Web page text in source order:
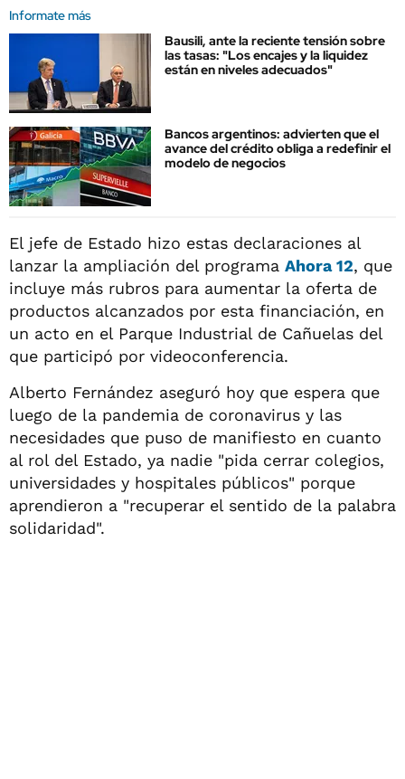
Informate más
Bausili, ante la reciente tensión sobre
las tasas: "Los encajes y la liquidez
están en niveles adecuados"
Bancos argentinos: advierten que el
avance del crédito obliga a redefinir el
modelo de negocios
El jefe de Estado hizo estas declaraciones al
lanzar la ampliación del programa Ahora 12, que
incluye más rubros para aumentar la oferta de
productos alcanzados por esta financiación, en
un acto en el Parque Industrial de Cañuelas del
que participó por videoconferencia.
Alberto Fernández aseguró hoy que espera que
luego de la pandemia de coronavirus y las
necesidades que puso de manifiesto en cuanto
al rol del Estado, ya nadie "pida cerrar colegios,
universidades y hospitales públicos" porque
aprendieron a "recuperar el sentido de la palabra
solidaridad".